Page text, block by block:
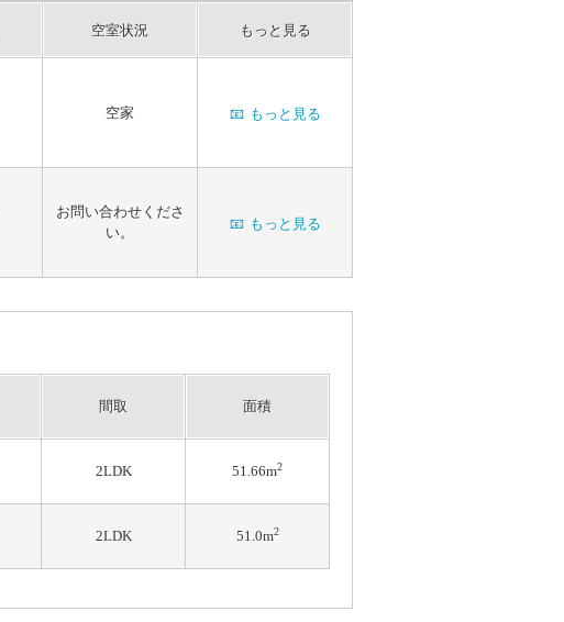
空室状況 もっと見る
空家 📧 もっと見る
お問い合わせくださ
い。
📧 もっと見る
間取 面積
2LDK 51.66m2
2LDK 51.0m2